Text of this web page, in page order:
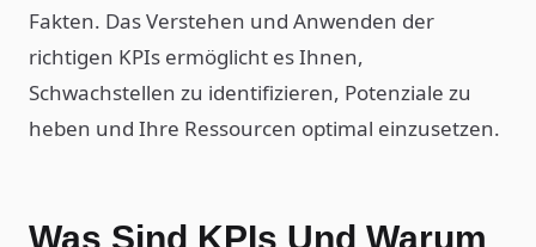
Fakten. Das Verstehen und Anwenden der
richtigen KPIs ermöglicht es Ihnen,
Schwachstellen zu identifizieren, Potenziale zu
heben und Ihre Ressourcen optimal einzusetzen.
Was Sind KPIs Und Warum